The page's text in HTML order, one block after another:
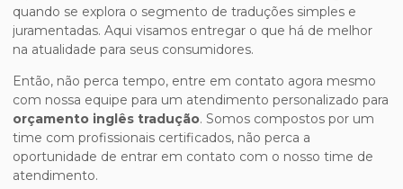
quando se explora o segmento de traduções simples e
juramentadas. Aqui visamos entregar o que há de melhor
na atualidade para seus consumidores.
Então, não perca tempo, entre em contato agora mesmo
com nossa equipe para um atendimento personalizado para
orçamento inglês tradução. Somos compostos por um
time com profissionais certificados, não perca a
oportunidade de entrar em contato com o nosso time de
atendimento.